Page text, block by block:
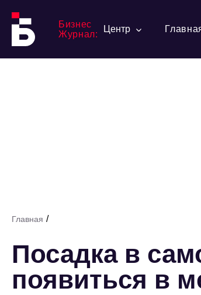
Бизнес
Журнал:
Центр
Главная /
Посадка в
появиться в